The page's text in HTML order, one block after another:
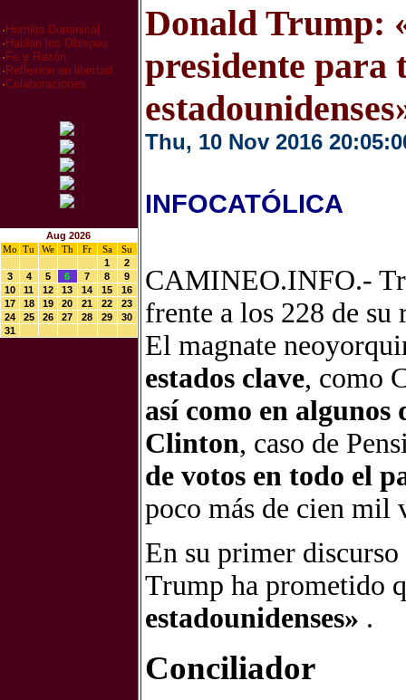
· Homilia Dominical
· Hablan los Obispos
· Fe y Razón
· Reflexion en libertad
·Colaboraciones
Aug 2026
Mo
Tu We Th Fr Sa
Su
1
2
3
4 5 6 7 8
9
10
11 12 13 14 15
16
17
18 19 20 21 22
23
24
25 26 27 28 29
30
31
Donald Trump:
presidente para
Thu, 10 Nov 2016
INFOCATÓLICA
CAMINEO.INFO.-
frente a los 228 de
El magnate
estados clave, como
así como en
Clinton, caso de
de votos en todo el
poco más de cien mil
En su primer
Trump ha prometido
estadounidenses» .
Conciliador